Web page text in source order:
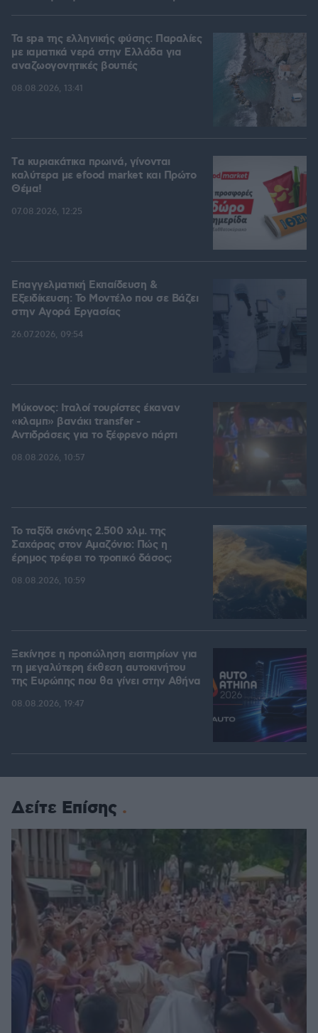
Τα spa της ελληνικής φύσης: Παραλίες
με ιαματικά νερά στην Ελλάδα για
αναζωογονητικές βουτιές
08.08.2026, 13:41
Tα κυριακάτικα πρωινά, γίνονται
καλύτερα με efood market και Πρώτο
Θέμα!
07.08.2026, 12:25
Επαγγελματική Εκπαίδευση &
Εξειδίκευση: Το Mοντέλο που σε Bάζει
στην Aγορά Eργασίας
26.07.2026, 09:54
Μύκονος: Ιταλοί τουρίστες έκαναν
«κλαμπ» βανάκι transfer -
Αντιδράσεις για το ξέφρενο πάρτι
08.08.2026, 10:57
Το ταξίδι σκόνης 2.500 χλμ. της
Σαχάρας στον Αμαζόνιο: Πώς η
έρημος τρέφει το τροπικό δάσος;
08.08.2026, 10:59
Ξεκίνησε η προπώληση εισιτηρίων για
τη μεγαλύτερη έκθεση αυτοκινήτου
της Ευρώπης που θα γίνει στην Αθήνα
08.08.2026, 19:47
Δείτε Επίσης